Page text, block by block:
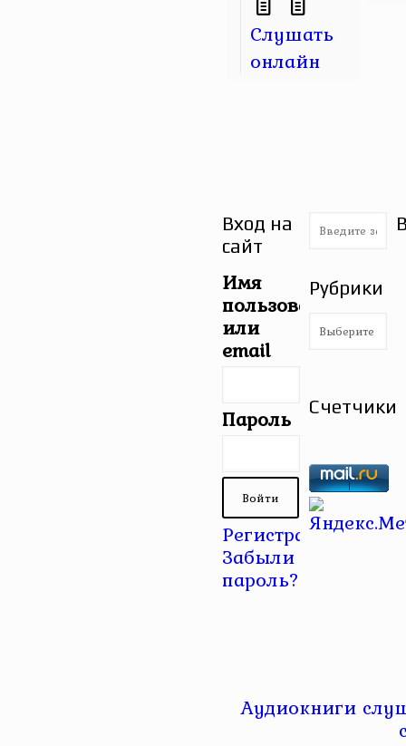
Слушать
онлайн
Вход на
сайт
Имя
пользователя
или
email
Пароль
Регистрация |
Забыли
пароль?
Рубрики
Рубрики
Счетчики
Аудиокниги